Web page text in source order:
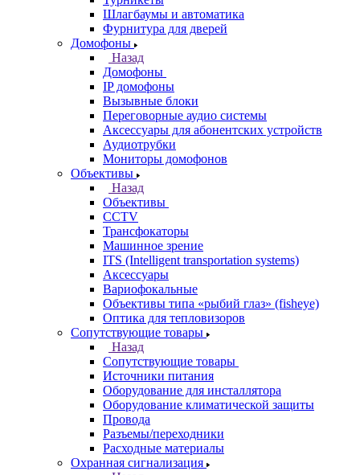
Шлагбаумы и автоматика
Фурнитура для дверей
Домофоны
Назад
Домофоны
IP домофоны
Вызывные блоки
Переговорные аудио системы
Аксессуары для абонентских устройств
Аудиотрубки
Мониторы домофонов
Объективы
Назад
Объективы
CCTV
Трансфокаторы
Машинное зрение
ITS (Intelligent transportation systems)
Аксессуары
Вариофокальные
Объективы типа «рыбий глаз» (fisheye)
Оптика для тепловизоров
Сопутствующие товары
Назад
Сопутствующие товары
Источники питания
Оборудование для инсталлятора
Оборудование климатической защиты
Провода
Разъемы/переходники
Расходные материалы
Охранная сигнализация